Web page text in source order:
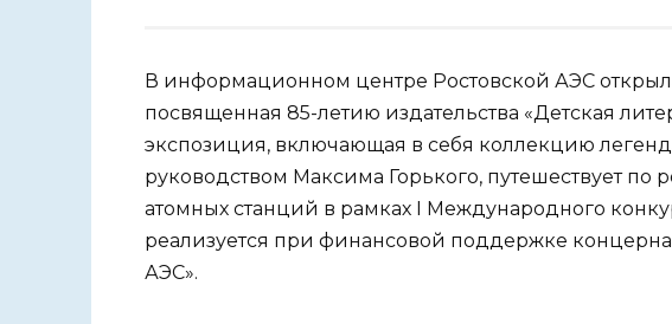
В информационном центре Ростовской АЭС
посвященная 85-летию издательства «Детская
экспозиция, включающая в себя коллекцию
руководством Максима Горького, путешествует по
атомных станций в рамках I Международного
реализуется при финансовой поддержке
АЭС».